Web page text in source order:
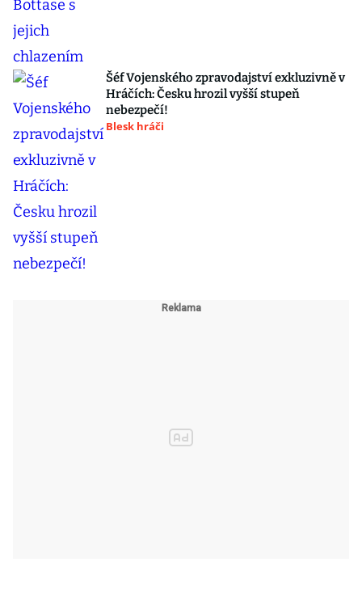
Šéf Vojenského zpravodajství exkluzivně v
Hráčích: Česku hrozil vyšší stupeň
nebezpečí!
Blesk hráči